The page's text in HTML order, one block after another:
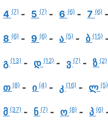
4 (7) 5 (7) 6 (6) 7 (6)
8 (6) 9 (6) ა (5) ბ (15)
გ (13) დ (12) ვ (7) ზ (2)
თ (8) ი (4) კ (16) ლ (5)
მ (37) ნ (7) ო (8) პ (6)